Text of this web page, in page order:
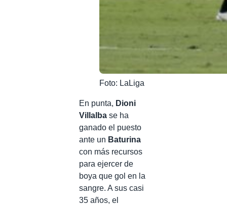
Foto: LaLiga
En punta, Dioni
Villalba se ha
ganado el puesto
ante un Baturina
con más recursos
para ejercer de
boya que gol en la
sangre. A sus casi
35 años, el